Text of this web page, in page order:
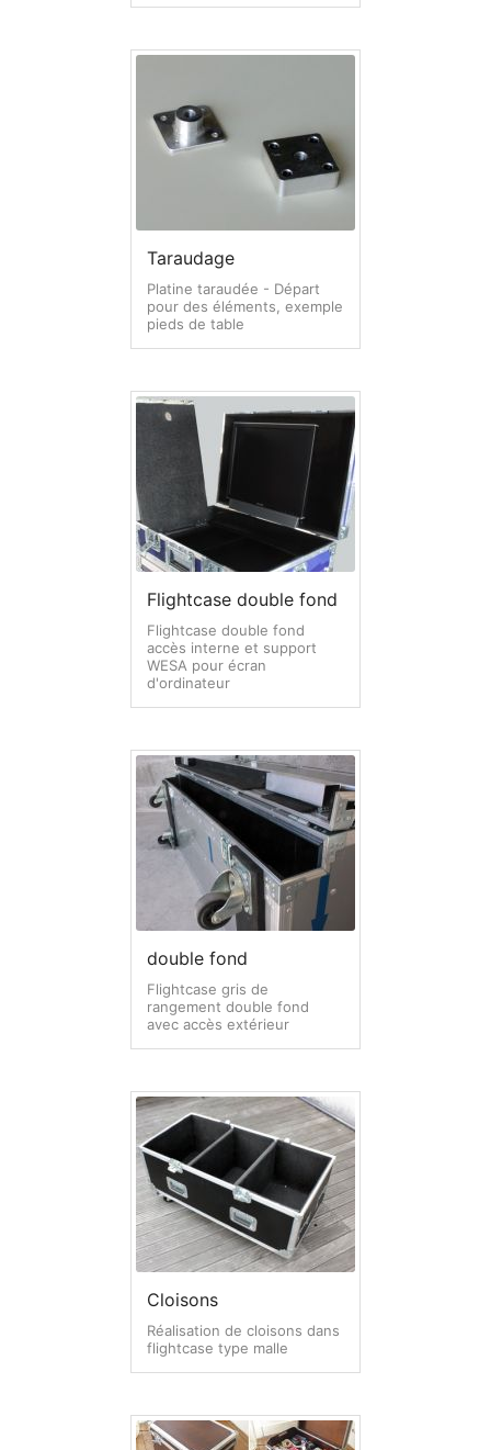
Taraudage
Platine taraudée - Départ
pour des éléments, exemple
pieds de table
Flightcase double fond
Flightcase double fond
accès interne et support
WESA pour écran
d'ordinateur
double fond
Flightcase gris de
rangement double fond
avec accès extérieur
Cloisons
Réalisation de cloisons dans
flightcase type malle